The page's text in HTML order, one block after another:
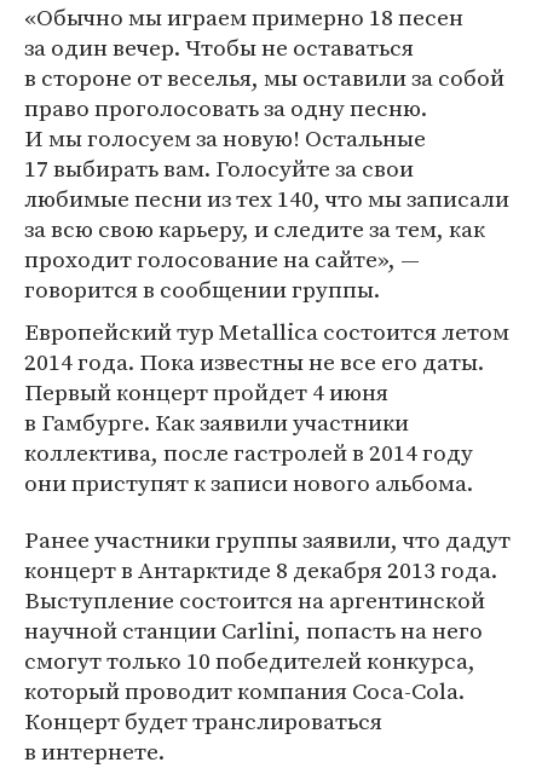
«Обычно мы играем примерно 18 песен
за один вечер. Чтобы не оставаться
в стороне от веселья, мы оставили за собой
право проголосовать за одну песню.
И мы голосуем за новую! Остальные
17 выбирать вам. Голосуйте за свои
любимые песни из тех 140, что мы записали
за всю свою карьеру, и следите за тем, как
проходит голосование на сайте», —
говорится в сообщении группы.
Европейский тур Metallica состоится летом
2014 года. Пока известны не все его даты.
Первый концерт пройдет 4 июня
в Гамбурге. Как заявили участники
коллектива, после гастролей в 2014 году
они приступят к записи нового альбома.
Ранее участники группы заявили, что дадут
концерт в Антарктиде 8 декабря 2013 года.
Выступление состоится на аргентинской
научной станции Carlini, попасть на него
смогут только 10 победителей конкурса,
который проводит компания Coca-Cola.
Концерт будет транслироваться
в интернете.